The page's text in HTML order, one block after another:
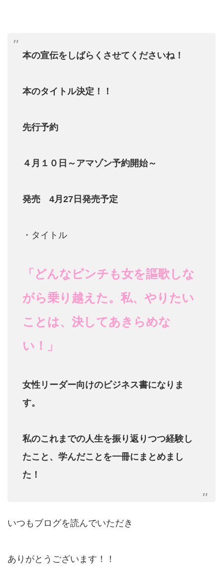
本の宣伝をしばらくさせてくださいね！
本のタイトル決定！！
先行予約
４月１０日～アマゾン予約開始～
発売 4月 27 日発売予定
・タイトル
「どんなピンチも女を謳歌しな
がら乗り越えた。私、やりたい
ことは、決してあきらめな
い！」
女性リーダー向けのビジネス書になりま
す。
私のこれまでの人生を振り返りつつ経験し
たこと、学んだことを一冊にまとめまし
た！
いつもブログを読んでいただき
ありがとうございます！！